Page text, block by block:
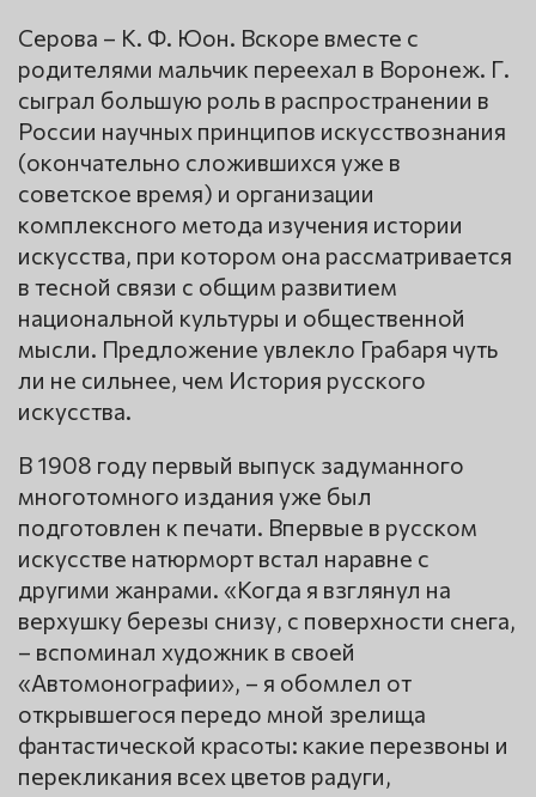
Серова – К. Ф. Юон. Вскоре вместе с
родителями мальчик переехал в Воронеж. Г.
сыграл большую роль в распространении в
России научных принципов искусствознания
(окончательно сложившихся уже в
советское время) и организации
комплексного метода изучения истории
искусства, при котором она рассматривается
в тесной связи с общим развитием
национальной культуры и общественной
мысли. Предложение увлекло Грабаря чуть
ли не сильнее, чем История русского
искусства.
В 1908 году первый выпуск задуманного
многотомного издания уже был
подготовлен к печати. Впервые в русском
искусстве натюрморт встал наравне с
другими жанрами. «Когда я взглянул на
верхушку березы снизу, с поверхности снега,
– вспоминал художник в своей
«Автомонографии», – я обомлел от
открывшегося передо мной зрелища
фантастической красоты: какие перезвоны и
перекликания всех цветов радуги,